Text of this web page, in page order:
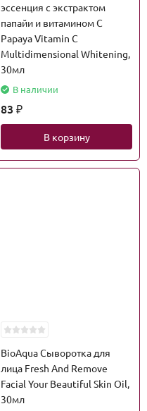
эссенция с экстрактом
папайи и витамином С
Papaya Vitamin C
Multidimensional Whitening,
30мл
В наличии
83 ₽
В корзину
BioAqua Сыворотка для
лица Fresh And Remove
Facial Your Beautiful Skin Oil,
30мл